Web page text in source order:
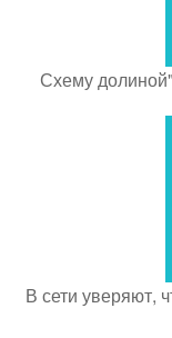
Схему
В сети уверяют,